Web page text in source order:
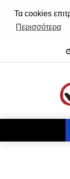
Τα cookies
Περισσότερα
εξωκλησιού της